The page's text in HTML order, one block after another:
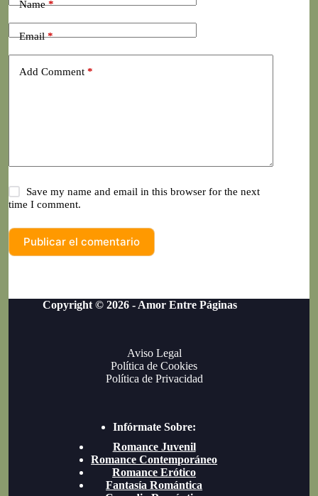
Name*
Email*
Add Comment *
Save my name and email in this browser for the next
time I comment.
Publicar el comentario
Copyright © 2026 - Amor Entre Páginas
Aviso Legal
Política de Cookies
Política de Privacidad
Infórmate Sobre:
Romance Juvenil
Romance Contemporáneo
Romance Erótico
Fantasía Romántica